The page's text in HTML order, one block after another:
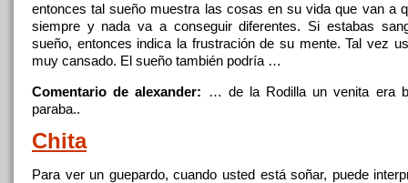
entonces tal sueño muestra las cosas ensu vida que van a
siempre y nada va a conseguir diferentes. Si estabas
sueño, entonces indica la frustración de su mente. Tal vez
muy cansado. El sueño también podría …
Comentario de alexander: … de la Rodilla un venita era
paraba..
Chita
Para ver un guepardo, cuando usted estásoñar, puede